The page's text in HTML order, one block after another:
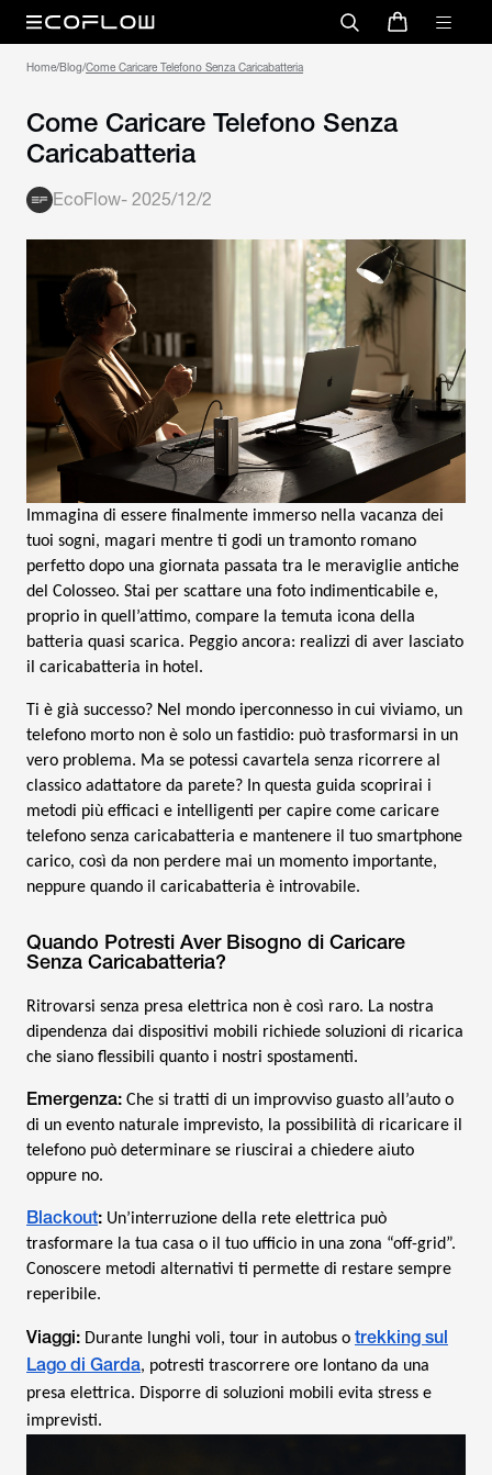
Home/Blog/Come Caricare Telefono Senza Caricabatteria
Come Caricare Telefono Senza
Caricabatteria
EcoFlow- 2025/12/2
Immagina di essere finalmente immerso nella vacanza dei
tuoi sogni, magari mentre ti godi un tramonto romano
perfetto dopo una giornata passata tra le meraviglie antiche
del Colosseo. Stai per scattare una foto indimenticabile e,
proprio in quell’attimo, compare la temuta icona della
batteria quasi scarica. Peggio ancora: realizzi di aver lasciato
il caricabatteria in hotel.
Ti è già successo? Nel mondo iperconnesso in cui viviamo, un
telefono morto non è solo un fastidio: può trasformarsi in un
vero problema. Ma se potessi cavartela senza ricorrere al
classico adattatore da parete? In questa guida scoprirai i
metodi più efficaci e intelligenti per capire come caricare
telefono senza caricabatteria e mantenere il tuo smartphone
carico, così da non perdere mai un momento importante,
neppure quando il caricabatteria è introvabile.
Quando Potresti Aver Bisogno di Caricare
Senza Caricabatteria?
Ritrovarsi senza presa elettrica non è così raro. La nostra
dipendenza dai dispositivi mobili richiede soluzioni di ricarica
che siano flessibili quanto i nostri spostamenti.
Emergenza: Che si tratti di un improvviso guasto all’auto o
di un evento naturale imprevisto, la possibilità di ricaricare il
telefono può determinare se riuscirai a chiedere aiuto
oppure no.
Blackout: Un’interruzione della rete elettrica può
trasformare la tua casa o il tuo ufficio in una zona “off-grid”.
Conoscere metodi alternativi ti permette di restare sempre
reperibile.
Viaggi: Durante lunghi voli, tour in autobus o trekking sul
Lago di Garda, potresti trascorrere ore lontano da una
presa elettrica. Disporre di soluzioni mobili evita stress e
imprevisti.